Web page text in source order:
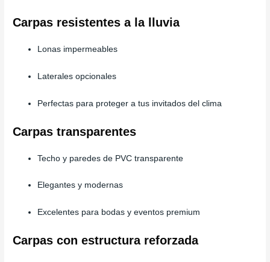
Carpas resistentes a la lluvia
Lonas impermeables
Laterales opcionales
Perfectas para proteger a tus invitados del clima
Carpas transparentes
Techo y paredes de PVC transparente
Elegantes y modernas
Excelentes para bodas y eventos premium
Carpas con estructura reforzada